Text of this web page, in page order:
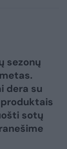
sezonų
dera su
sotų